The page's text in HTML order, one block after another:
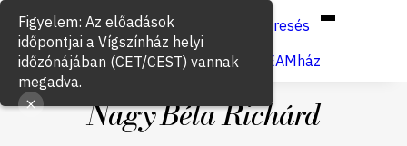
Keresés
Jegyvásárlás
VígSTREAMház
Nagy Béla Richárd
Figyelem: Az előadások
időpontjai a Vígszínház helyi
időzónájában (CET/CEST) vannak
megadva.